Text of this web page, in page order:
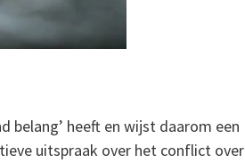
belang’ heeft en wijst daarom een
uitspraak over het conflict over